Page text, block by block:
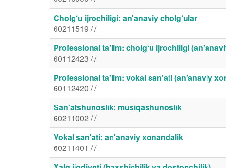
Cholg‘u ijrochiligi: an'anaviy cholg‘ular
60211519 / /
Professional ta'lim: cholg‘u ijrochiligi
60112423 / /
Professional ta'lim: vokal san'ati (an'anaviy
60112420 / /
San'atshunoslik: musiqashunoslik
60211002 / /
Vokal san'ati: an'anaviy xonandalik
60211401 / /